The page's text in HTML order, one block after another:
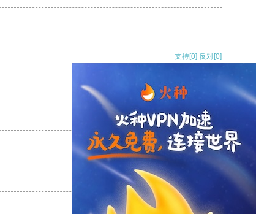
支持[0] 反对[0]
支持[0] 反对
支持